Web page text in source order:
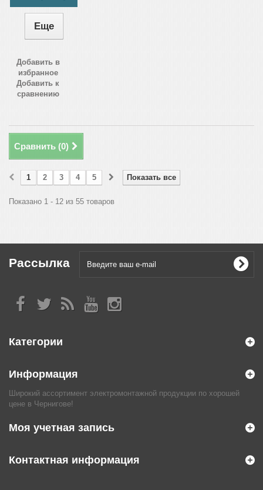
Еще
Добавить в
избранное
Добавить к
сравнению
Сравнить (0)
Показать все
1 2 3 4 5
Показано 1 - 12 из 55 товаров
Рассылка
Категории
Информация
Широкий ассортимент электромонтажной продукции по хорошей
цене в Чернигове!
Моя учетная запись
Контактная информация